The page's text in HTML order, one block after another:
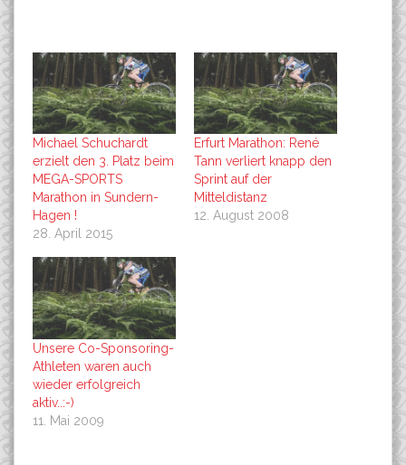
Michael Schuchardt
erzielt den 3. Platz beim
MEGA-SPORTS
Marathon in Sundern-
Hagen !
28. April 2015
Erfurt Marathon: René
Tann verliert knapp den
Sprint auf der
Mitteldistanz
12. August 2008
Unsere Co-Sponsoring-
Athleten waren auch
wieder erfolgreich
aktiv..:-)
11. Mai 2009